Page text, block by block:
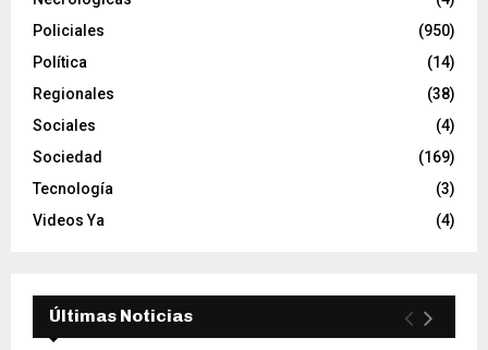
Policiales
(950)
Política
(14)
Regionales
(38)
Sociales
(4)
Sociedad
(169)
Tecnología
(3)
Videos Ya
(4)
Últimas Noticias